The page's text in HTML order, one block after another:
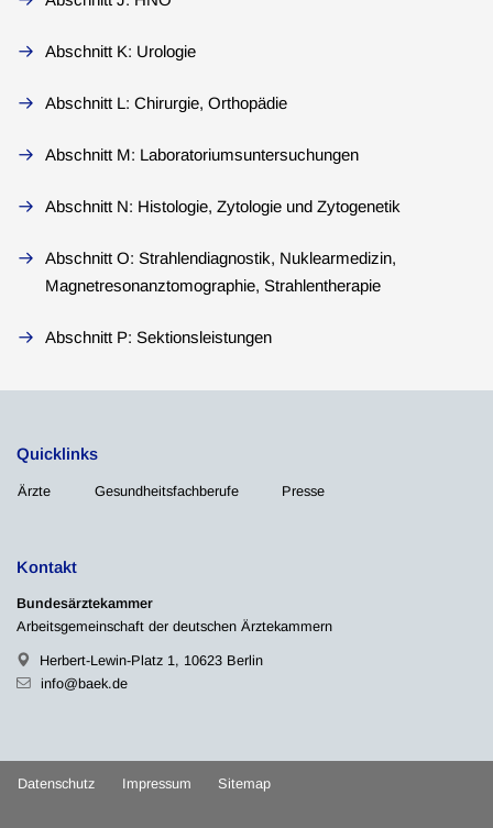
Abschnitt K: Urologie
Abschnitt L: Chirurgie, Orthopädie
Abschnitt M: Laboratoriumsuntersuchungen
Abschnitt N: Histologie, Zytologie und Zytogenetik
Abschnitt O: Strahlendiagnostik, Nuklearmedizin,
Magnetresonanztomographie, Strahlentherapie
Abschnitt P: Sektionsleistungen
Quicklinks
Ärzte Gesundheitsfachberufe Presse
Kontakt
Bundesärztekammer
Arbeitsgemeinschaft der deutschen Ärztekammern
Herbert-Lewin-Platz 1, 10623 Berlin
info@baek.de
Datenschutz Impressum Sitemap